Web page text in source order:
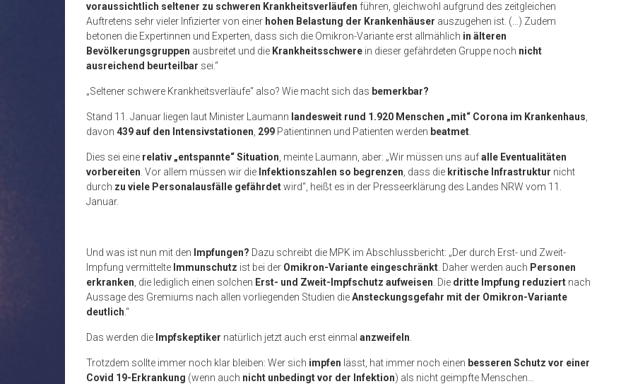
voraussichtlich seltener zu schweren Krankheitsverläufen führen, gleichwohl aufgrund des zeitgleichen
Auftretens sehr vieler Infizierter von einer hohen Belastung der Krankenhäuser auszugehen ist. (…) Zudem
betonen die Expertinnen und Experten, dass sich die Omikron-Variante erst allmählich in älteren
Bevölkerungsgruppen ausbreitet und die Krankheitsschwere in dieser gefährdeten Gruppe noch nicht
ausreichend beurteilbar sei.“
„Seltener schwere Krankheitsverläufe“ also? Wie macht sich das bemerkbar?
Stand 11. Januar liegen laut Minister Laumann landesweit rund 1.920 Menschen „mit“ Corona im Krankenhaus
davon 439 auf den Intensivstationen 299 Patientinnen und Patienten werden beatmet
Dies sei eine relativ „entspannte“ Situation , meinte Laumann, aber: „Wir müssen uns aufalle Eventualitäten
vorbereiten . Vor allem müssen wir die Infektionszahlen so begrenzen , dass die kritische Infrastruktur nicht
durch zu viele Personalausfälle gefährdetwird“, heißt es in der Presseerklärung des Landes NRW vom 11.
Januar.
Und was ist nun mit den Impfungen? Dazu schreibt die MPK im Abschlussbericht: „Der durch Erst- und Zweit-
Impfung vermittelte Immunschutz ist bei der Omikron-Variante eingeschränkt . Daher werden auch Personen
erkranken , die lediglich einen solchen Erst- und Zweit-Impfschutz aufweisen . Die dritte Impfung reduziert nach
Aussage des Gremiums nach allen vorliegenden Studien dieAnsteckungsgefahr mit der Omikron-Variante
deutlich .“
Das werden die Impfskeptiker natürlich jetzt auch erst einmal anzweifeln
Trotzdem sollte immer noch klar bleiben: Wer sich impfen lässt, hat immer noch einen besseren Schutz vor einer
Covid 19-Erkrankung (wenn auch nicht unbedingt vor der Infektion) als nicht geimpfte Menschen…